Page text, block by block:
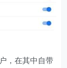
，在其中自带